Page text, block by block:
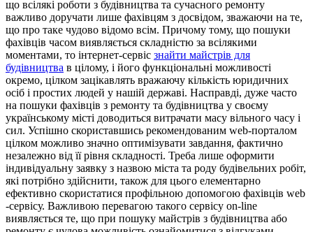
що всілякі роботи з будівництва та сучасного ремонту
важливо доручати лише фахівцям з досвідом, зважаючи на те,
що про таке чудово відомо всім. Причому тому, що пошуки
фахівців часом виявляється складністю за всілякими
моментами, то інтернет-сервіс знайти майстрів для
будівництва в цілому, і його функціональні можливості
окремо, цілком зацікавлять вражаючу кількість юридичних
осіб і простих людей у нашій державі. Насправді, дуже часто
на пошуки фахівців з ремонту та будівництва у своєму
українському місті доводиться витрачати масу вільного часу і
сил. Успішно скориставшись рекомендованим web-порталом
цілком можливо значно оптимізувати завдання, фактично
незалежно від її рівня складності. Треба лише оформити
індивідуальну заявку з назвою міста та роду будівельних робіт,
які потрібно здійснити, також для цього елементарно
ефективно скористатися профільною допомогою фахівців web
-сервісу. Важливою перевагою такого сервісу on-line
виявляється те, що при пошуку майстрів з будівництва або